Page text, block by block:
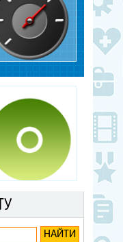
процессы.
VoiceRecorder
музыки, Запись